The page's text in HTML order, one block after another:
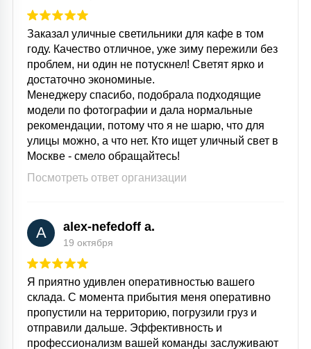
Заказал уличные светильники для кафе в том
году. Качество отличное, уже зиму пережили без
проблем, ни один не потускнел! Светят ярко и
достаточно экономиные.
Менеджеру спасибо, подобрала подходящие
модели по фотографии и дала нормальные
рекомендации, потому что я не шарю, что для
улицы можно, а что нет. Кто ищет уличный свет в
Москве - смело обращайтесь!
Посмотреть ответ организации
A alex-nefedoff a.
19 октября
Я приятно удивлен оперативностью вашего
склада. С момента прибытия меня оперативно
пропустили на территорию, погрузили груз и
отправили дальше. Эффективность и
профессионализм вашей команды заслуживают